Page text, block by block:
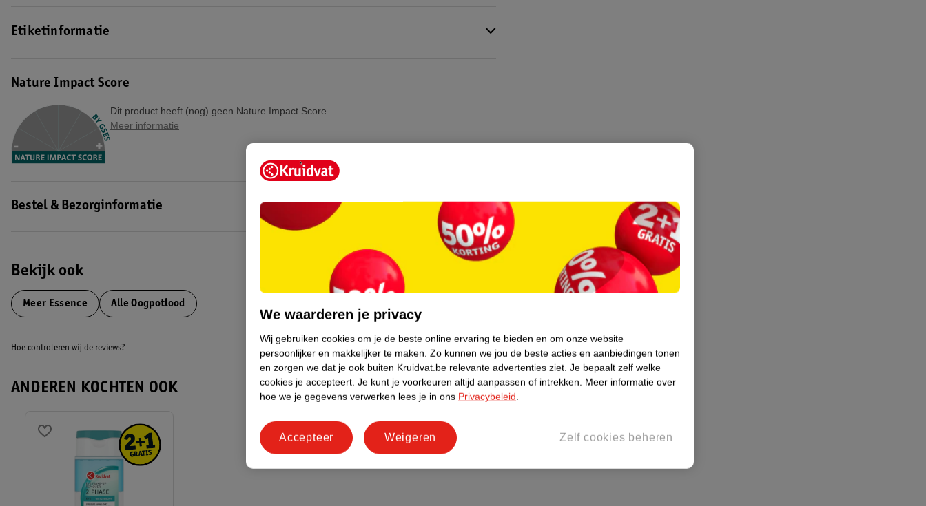
Etiketinformatie
Nature Impact Score
Dit product heeft (nog) geen Nature Impact Score.
Meer informatie
Bestel & Bezorginformatie
Bekijk ook
Meer Essence Alle Oogpotlood
Hoe controleren wij de reviews?
ANDEREN KOCHTEN OOK
We waarderen je privacy
Wij gebruiken cookies om je de beste online ervaring te bieden en om onze website
persoonlijker en makkelijker te maken. Zo kunnen we jou de beste acties en aanbiedingen tonen
en zorgen we dat je ook buiten Kruidvat.be relevante advertenties ziet. Je bepaalt zelf welke
cookies je accepteert. Je kunt je voorkeuren altijd aanpassen of intrekken. Meer informatie over
hoe we je gegevens verwerken lees je in ons Privacybeleid.
Zelf cookies beheren
Weigeren
Accepteer